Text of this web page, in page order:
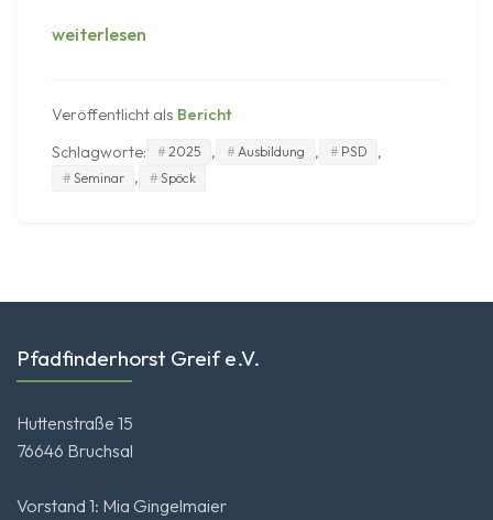
weiterlesen
Veröffentlicht als Bericht
Schlagworte:
2025 , Ausbildung , PSD ,
Seminar , Spöck
Pfadfinderhorst Greif e.V.
Huttenstraße 15
76646 Bruchsal
Vorstand 1: Mia Gingelmaier